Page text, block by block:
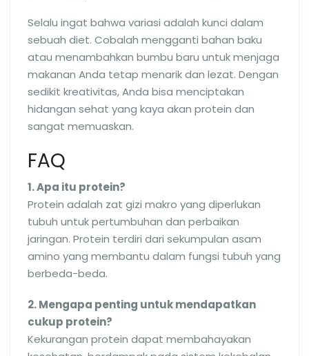
Selalu ingat bahwa variasi adalah kunci dalam
sebuah diet. Cobalah mengganti bahan baku
atau menambahkan bumbu baru untuk menjaga
makanan Anda tetap menarik dan lezat. Dengan
sedikit kreativitas, Anda bisa menciptakan
hidangan sehat yang kaya akan protein dan
sangat memuaskan.
FAQ
1. Apa itu protein?
Protein adalah zat gizi makro yang diperlukan
tubuh untuk pertumbuhan dan perbaikan
jaringan. Protein terdiri dari sekumpulan asam
amino yang membantu dalam fungsi tubuh yang
berbeda-beda.
2. Mengapa penting untuk mendapatkan
cukup protein?
Kekurangan protein dapat membahayakan